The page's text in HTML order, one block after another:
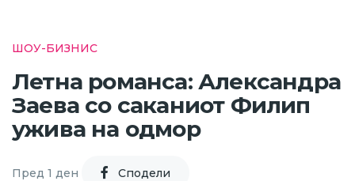
ШОУ-БИЗНИС
Летна романса: Александра
Заева со саканиот Филип
ужива на одмор
Пред 1 ден Cподели